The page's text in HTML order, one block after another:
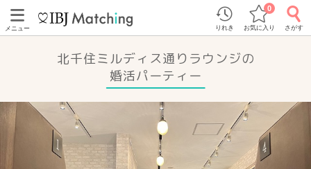
メニュー りれき お気に入り
0
さがす
北千住ミルディス通りラウンジの
婚活パーティー